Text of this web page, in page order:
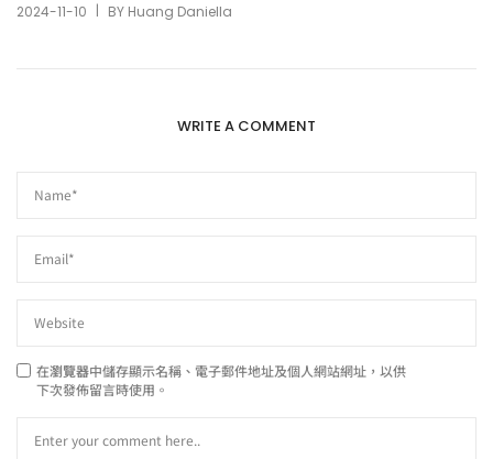
2024-11-10 BY Huang Daniella
WRITE A COMMENT
在瀏覽器中儲存顯示名稱、電子郵件地址及個人網站網址，以供
下次發佈留言時使用。